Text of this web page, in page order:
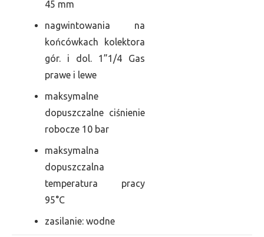
45 mm
nagwintowania na
końcówkach kolektora
gór. i dol. 1”1/4 Gas
prawe i lewe
maksymalne
dopuszczalne ciśnienie
robocze 10 bar
maksymalna
dopuszczalna
temperatura pracy
95°C
zasilanie: wodne